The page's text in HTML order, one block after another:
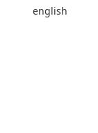
english